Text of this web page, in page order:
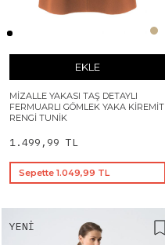
EKLE
MIZALLE YAKASI TAŞ DETAYLI
FERMUARLI GÖMLEK YAKA KIREMIT
RENGI TUNIK
1.499,99 TL
Sepette 1.049,99 TL
YENI